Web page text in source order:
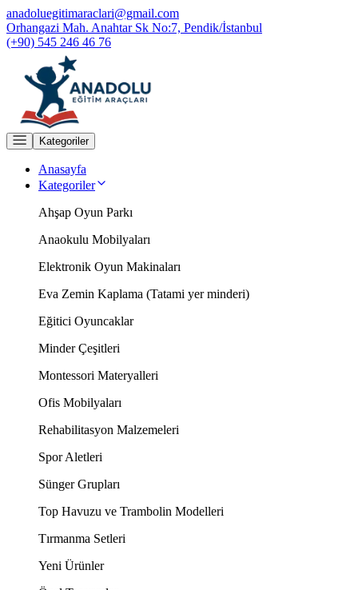
anadoluegitimaraclari@gmail.com
Orhangazi Mah. Anahtar Sk No:7, Pendik/İstanbul
(+90) 545 246 46 76
Kategoriler
Anasayfa
Kategoriler
Ahşap Oyun Parkı
Anaokulu Mobilyaları
Elektronik Oyun Makinaları
Eva Zemin Kaplama (Tatami yer minderi)
Eğitici Oyuncaklar
Minder Çeşitleri
Montessori Materyalleri
Ofis Mobilyaları
Rehabilitasyon Malzemeleri
Spor Aletleri
Sünger Grupları
Top Havuzu ve Trambolin Modelleri
Tırmanma Setleri
Yeni Ürünler